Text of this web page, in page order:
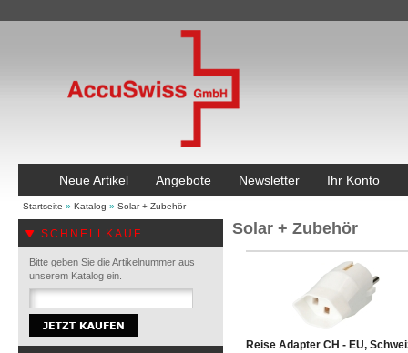
Neue Artikel Angebote Newsletter Ihr Konto
Startseite » Katalog » Solar + Zubehör
SCHNELLKAUF
Bitte geben Sie die Artikelnummer aus
unserem Katalog ein.
Solar + Zubehör
Reise Adapter CH - EU,